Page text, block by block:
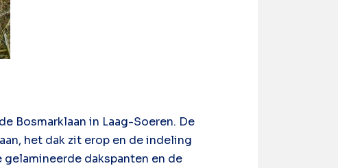
Bosmarklaan in Laag-Soeren. De
het dak zit erop en de indeling
dakspanten en de